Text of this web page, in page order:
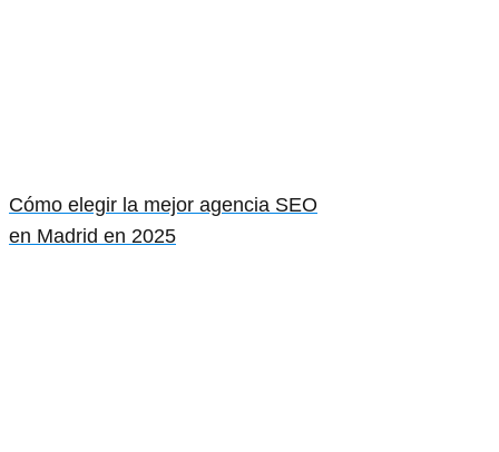
Cómo elegir la mejor agencia SEO
en Madrid en 2025